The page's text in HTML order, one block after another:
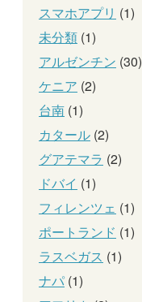
スマホアプリ (1)
未分類 (1)
アルゼンチン (30)
ケニア (2)
台南 (1)
カタール (2)
グアテマラ (2)
ドバイ (1)
フィレンツェ (1)
ポートランド (1)
ラスベガス (1)
ナパ (1)